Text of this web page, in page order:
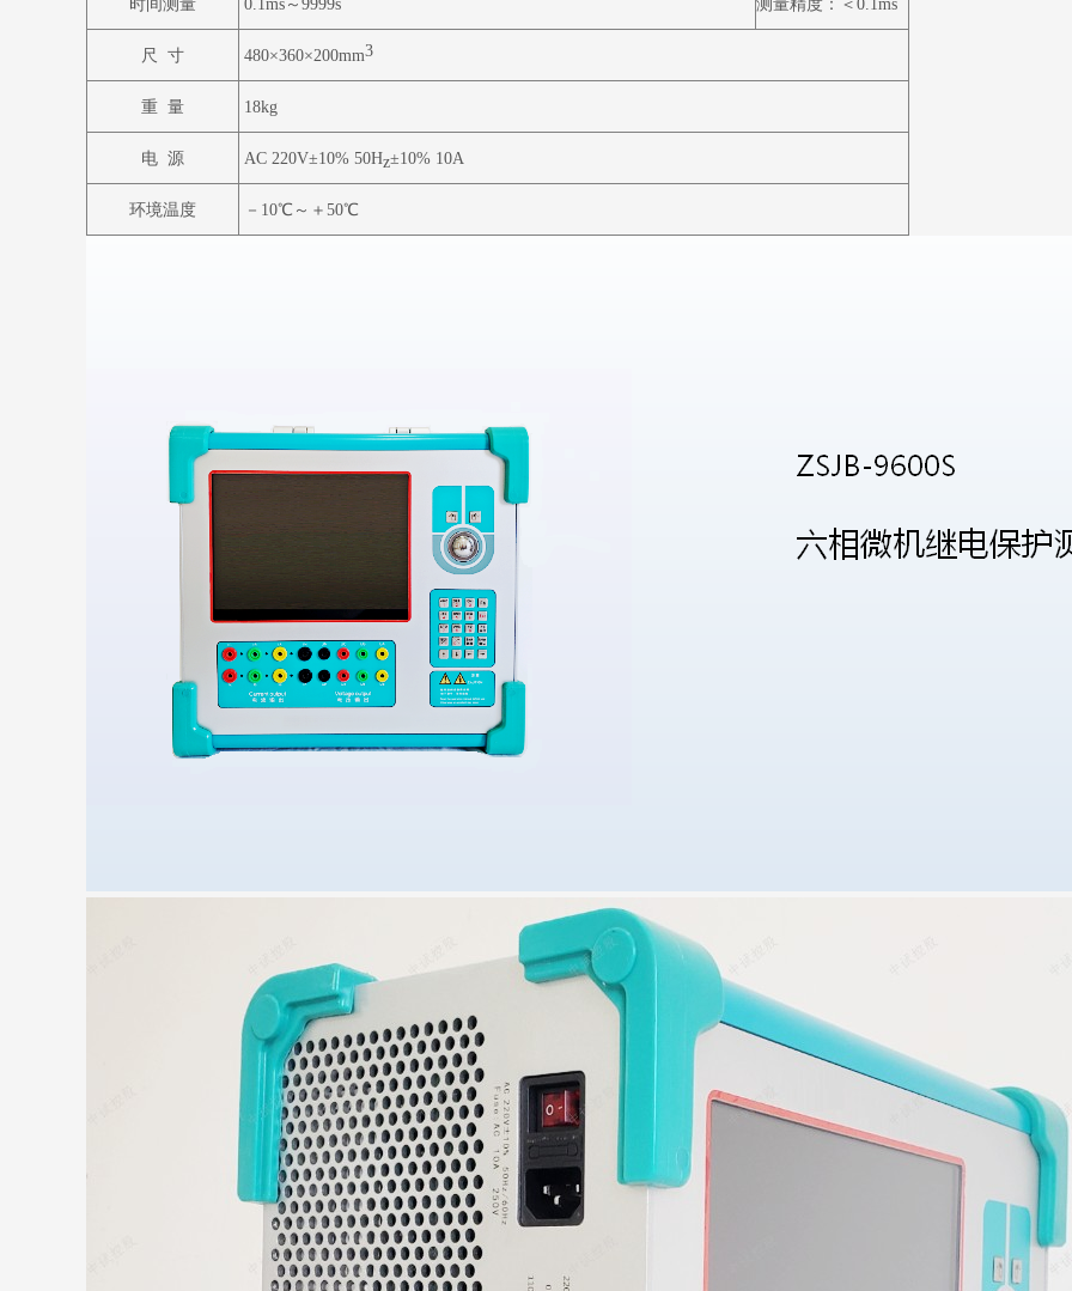
时间测量 0.1ms ～ 9999s 测量精度：＜ 0.1ms
尺 寸 480×360×200mm3
重 量 18kg
电 源 AC 220V±10% 50Hz±10% 10A
环境温度 － 10℃～＋ 50℃